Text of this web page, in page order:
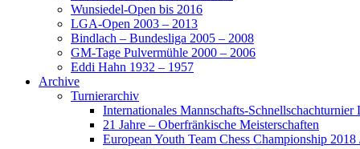
Wunsiedel-Open bis 2016
LGA-Open 2003 – 2013
Bindlach – Bundesliga 2005 – 2008
GM-Tage Pulvermühle 2000 – 2006
Eddi Hahn 1932 – 1957
Archive
Turnierarchiv
Internationales Mannschafts-Schnellschachturnier
21 Jahre – Oberfränkische Meisterschaften
European Youth Team Chess Championship